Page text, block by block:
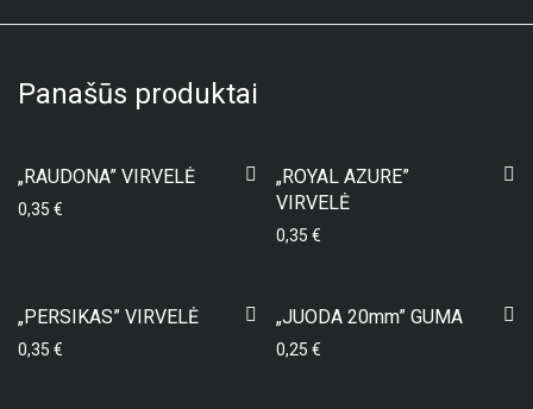
Panašūs produktai
„RAUDONA” VIRVELĖ
0,35 €
„ROYAL AZURE”
VIRVELĖ
0,35 €
„PERSIKAS” VIRVELĖ
0,35 €
„JUODA 20mm” GUMA
0,25 €